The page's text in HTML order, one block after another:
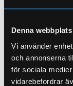
Denna
Vi använder
och annonserna
för sociala
vidarebefordrar
ORGINALNUMMER
FABRIKAT